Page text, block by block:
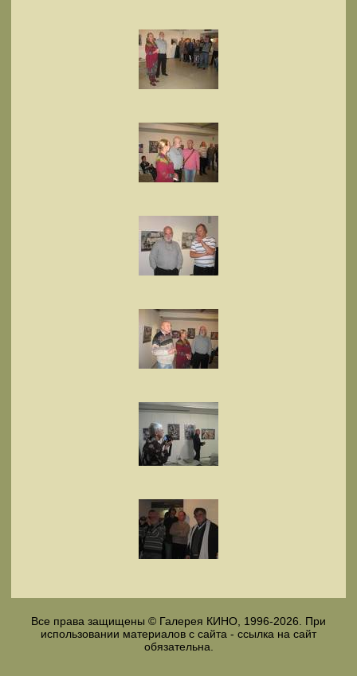
Все права защищены © Галерея КИНО, 1996-2026. При
использовании материалов с сайта - ссылка на сайт
обязательна.